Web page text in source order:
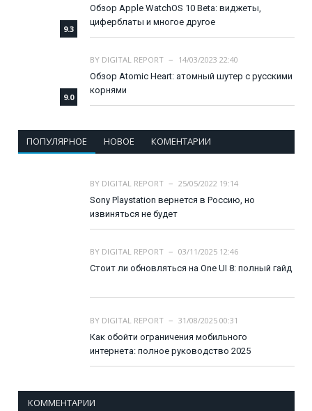
9.3
Обзор Apple WatchOS 10 Beta: виджеты,
циферблаты и многое другое
9.0
BY DIGITAL REPORT
14/03/2023 22:40
Обзор Atomic Heart: атомный шутер с русскими
корнями
ПОПУЛЯРНОЕ НОВОЕ КОМЕНТАРИИ
BY DIGITAL REPORT
25/05/2022 19:14
Sony Playstation вернется в Россию, но
извиняться не будет
BY DIGITAL REPORT
03/11/2025 12:46
Стоит ли обновляться на One UI 8: полный гайд
BY DIGITAL REPORT
31/08/2025 00:31
Как обойти ограничения мобильного
интернета: полное руководство 2025
КОММЕНТАРИИ